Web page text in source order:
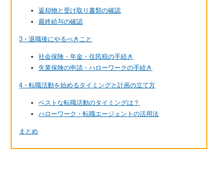
返却物と受け取り書類の確認
最終給与の確認
3・退職後にやるべきこと
社会保険・年金・住民税の手続き
失業保険の申請・ハローワークの手続き
4・転職活動を始めるタイミングと計画の立て方
ベストな転職活動のタイミングは？
ハローワーク・転職エージェントの活用法
まとめ